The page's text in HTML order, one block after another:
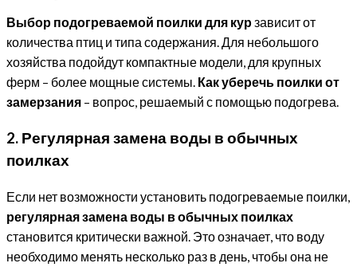
Выбор подогреваемой поилки для курзависит от
количества птиц и типа содержания. Для небольшого
хозяйства подойдут компактные модели, для крупных
ферм – более мощные системы. Как уберечь поилки от
замерзания – вопрос, решаемый с помощью подогрева.
2. Регулярная замена воды в обычных
поилках
Если нет возможности установить подогреваемые поилки,
регулярная замена воды в обычных поилках
становится критически важной. Это означает, что воду
необходимо менять несколько раз в день, чтобы она не